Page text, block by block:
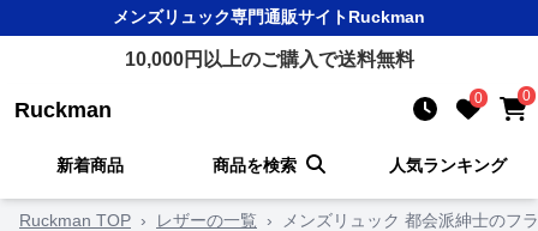
メンズリュック専門通販サイトRuckman
10,000円以上のご購入で送料無料
Ruckman 0 0
新着商品 商品を検索 人気ランキング
Ruckman TOP › レザーの一覧 › メンズリュック 都会派紳士のフ